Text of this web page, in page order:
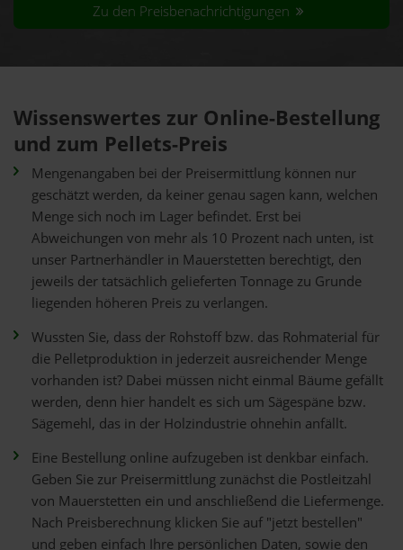
Zu den Preisbenachrichtigungen
Wissenswertes zur Online-Bestellung
und zum Pellets-Preis
Mengenangaben bei der Preisermittlung können nur
geschätzt werden, da keiner genau sagen kann, welchen
Menge sich noch im Lager befindet. Erst bei
Abweichungen von mehr als 10 Prozent nach unten, ist
unser Partnerhändler in Mauerstetten berechtigt, den
jeweils der tatsächlich gelieferten Tonnage zu Grunde
liegenden höheren Preis zu verlangen.
Wussten Sie, dass der Rohstoff bzw. das Rohmaterial für
die Pelletproduktion in jederzeit ausreichender Menge
vorhanden ist? Dabei müssen nicht einmal Bäume gefällt
werden, denn hier handelt es sich um Sägespäne bzw.
Sägemehl, das in der Holzindustrie ohnehin anfällt.
Eine Bestellung online aufzugeben ist denkbar einfach.
Geben Sie zur Preisermittlung zunächst die Postleitzahl
von Mauerstetten ein und anschließend die Liefermenge.
Nach Preisberechnung klicken Sie auf "jetzt bestellen"
und geben einfach Ihre persönlichen Daten, sowie den